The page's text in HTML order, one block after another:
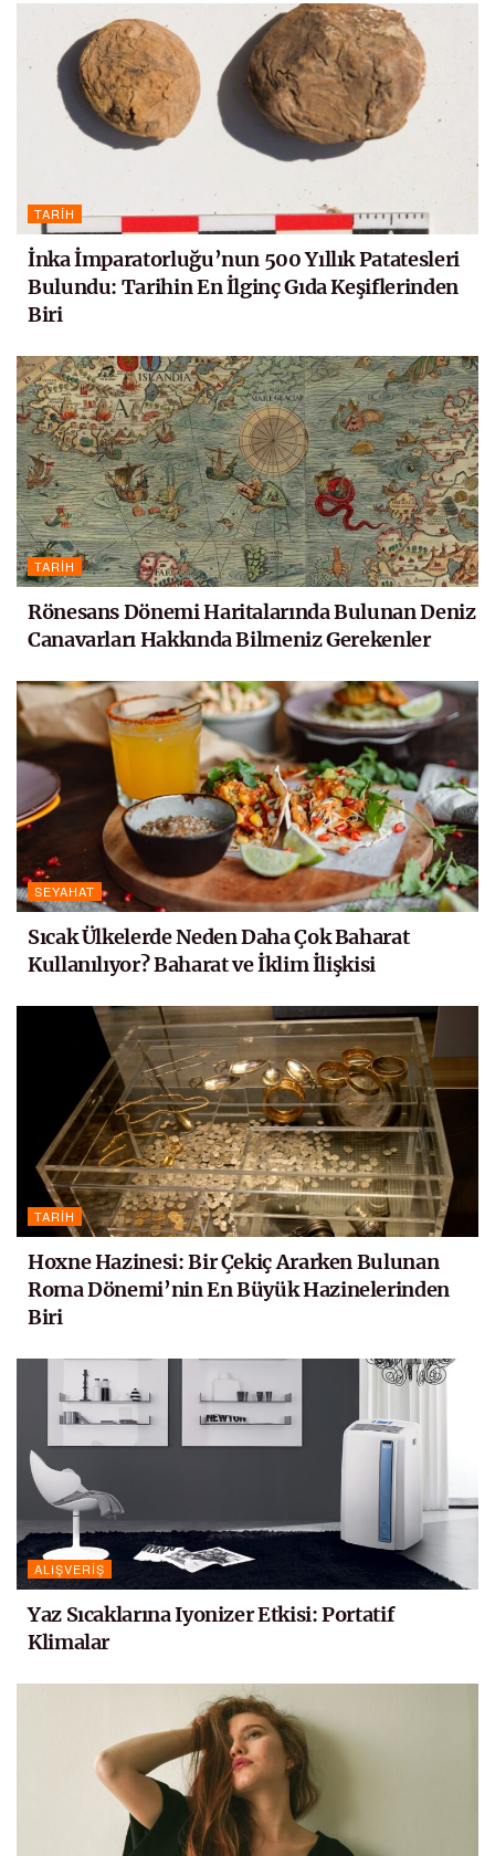
TARIH
İnka İmparatorluğu’nun 500 Yıllık Patatesleri
Bulundu: Tarihin En İlginç Gıda Keşiflerinden
Biri
TARIH
Rönesans Dönemi Haritalarında Bulunan Deniz
Canavarları Hakkında Bilmeniz Gerekenler
SEYAHAT
Sıcak Ülkelerde Neden Daha Çok Baharat
Kullanılıyor? Baharat ve İklim İlişkisi
TARIH
Hoxne Hazinesi: Bir Çekiç Ararken Bulunan
Roma Dönemi’nin En Büyük Hazinelerinden
Biri
ALIŞVERIŞ
Yaz Sıcaklarına Iyonizer Etkisi: Portatif
Klimalar